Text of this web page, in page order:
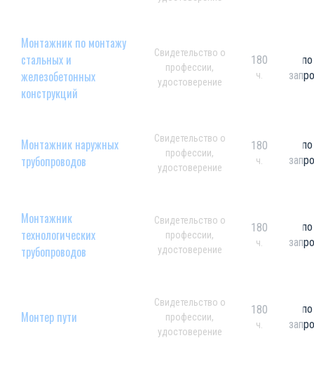
Монтажник по монтажу
стальных и
железобетонных
конструкций
Свидетельство о
профессии,
удостоверение
180
ч.
по
Монтажник наружных
трубопроводов
Свидетельство о
профессии,
удостоверение
180
ч.
по
Монтажник
технологических
трубопроводов
Свидетельство о
профессии,
удостоверение
180
ч.
по
Монтер пути
Свидетельство о
профессии,
удостоверение
180
ч.
по